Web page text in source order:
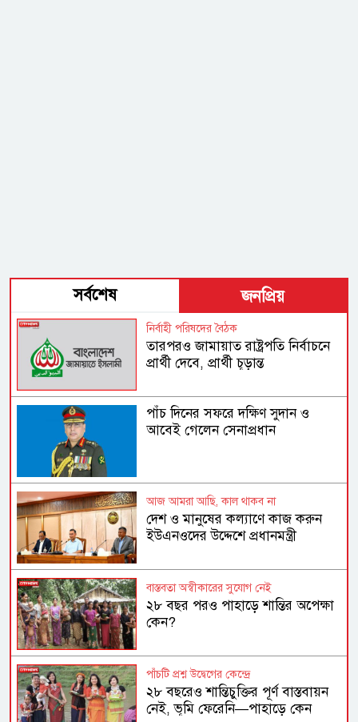
সর্বশেষ জনপ্রিয়
নির্বাহী পরিষদের বৈঠক
তারপরও জামায়াত রাষ্ট্রপতি নির্বাচনে
প্রার্থী দেবে, প্রার্থী চূড়ান্ত
পাঁচ দিনের সফরে দক্ষিণ সুদান ও
আবেই গেলেন সেনাপ্রধান
আজ আমরা আছি, কাল থাকব না
দেশ ও মানুষের কল্যাণে কাজ করুন
ইউএনওদের উদ্দেশে প্রধানমন্ত্রী
বাস্তবতা অস্বীকারের সুযোগ নেই
২৮ বছর পরও পাহাড়ে শান্তির অপেক্ষা
কেন?
পাঁচটি প্রশ্ন উদ্বেগের কেন্দ্রে
২৮ বছরেও শান্তিচুক্তির পূর্ণ বাস্তবায়ন
নেই, ভূমি ফেরেনি—পাহাড়ে কেন